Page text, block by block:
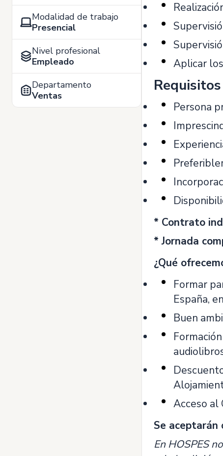
Modalidad de trabajo
Presencial
Nivel profesional
Empleado
Departamento
Ventas
Aplicar
Persona
* Contrato
* Jornada
¿Qué
Formar
España,
Buen
Acceso al
Se aceptarán
En HOSPES